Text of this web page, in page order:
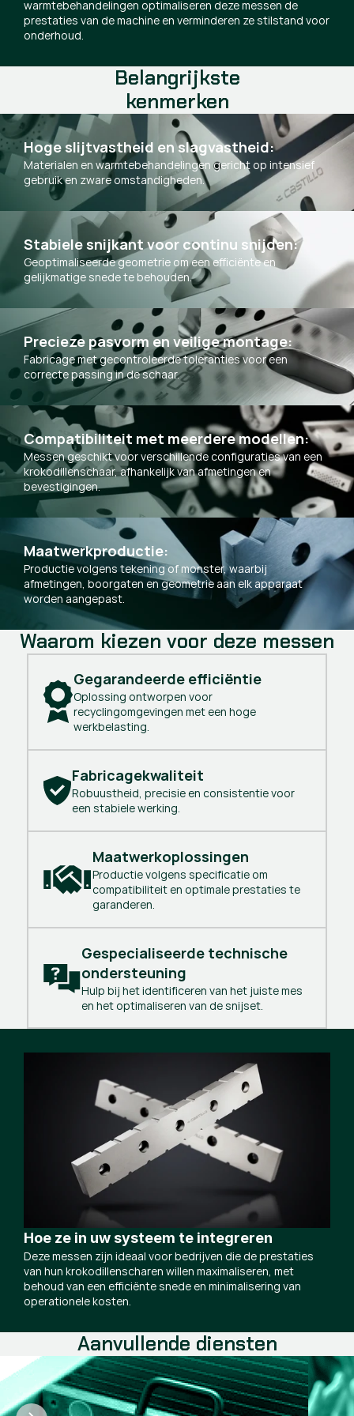
warmtebehandelingen optimaliseren deze messen de
prestaties van de machine en verminderen ze stilstand voor
onderhoud.
Waarom kiezen voor deze messen
Gegarandeerde efficiëntie
Oplossing ontworpen voor
recyclingomgevingen met een hoge
werkbelasting.
Fabricagekwaliteit
Robuustheid, precisie en consistentie voor
een stabiele werking.
Maatwerkoplossingen
Productie volgens specificatie om
compatibiliteit en optimale prestaties te
garanderen.
Gespecialiseerde technische
ondersteuning
Hulp bij het identificeren van het juiste mes
en het optimaliseren van de snijset.
Hoe ze in uw systeem te integreren
Deze messen zijn ideaal voor bedrijven die de prestaties
van hun krokodillenscharen willen maximaliseren, met
behoud van een efficiënte snede en minimalisering van
operationele kosten.
Aanvullende diensten
Belangrijkste
kenmerken
Hoge slijtvastheid en slagvastheid:
Materialen en warmtebehandelingen gericht op intensief
gebruik en zware omstandigheden.
Stabiele snijkant voor continu snijden:
Geoptimaliseerde geometrie om een efficiënte en
gelijkmatige snede te behouden.
Precieze pasvorm en veilige montage:
Fabricage met gecontroleerde toleranties voor een
correcte passing in de schaar.
Compatibiliteit met meerdere modellen:
Messen geschikt voor verschillende configuraties van een
krokodillenschaar, afhankelijk van afmetingen en
bevestigingen.
Maatwerkproductie:
Productie volgens tekening of monster, waarbij
afmetingen, boorgaten en geometrie aan elk apparaat
worden aangepast.